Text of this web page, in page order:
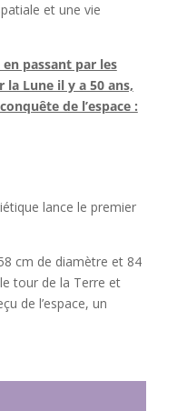
et une vie
passant par les
la Lune il y a 50 ans,
de l’espace :
lance le premier
cm de diamètre et 84
tour de la Terre et
de l’espace, un